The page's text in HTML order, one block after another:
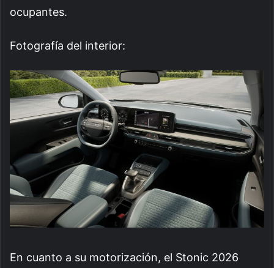
ocupantes.
Fotografía del interior:
En cuanto a su motorización, el Stonic 2026